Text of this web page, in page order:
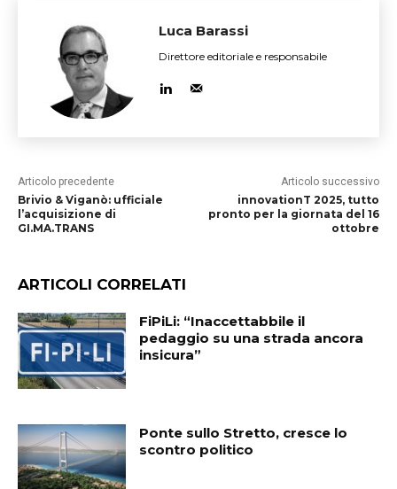
Luca Barassi
Direttore editoriale e responsabile
Articolo precedente
Brivio & Viganò: ufficiale
l’acquisizione di
GI.MA.TRANS
Articolo successivo
innovationT 2025, tutto
pronto per la giornata del 16
ottobre
ARTICOLI CORRELATI
FiPiLi: “Inaccettabbile il
pedaggio su una strada ancora
insicura”
Ponte sullo Stretto, cresce lo
scontro politico